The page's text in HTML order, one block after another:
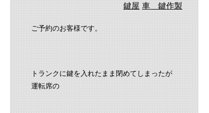
鍵屋 車 鍵作製
ご予約のお客様です。
トランクに鍵を入れたまま閉めてしまったが
運転席の